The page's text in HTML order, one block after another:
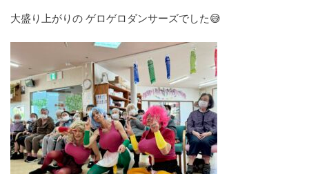
大盛り上がりの ゲロゲロダンサーズでした😅